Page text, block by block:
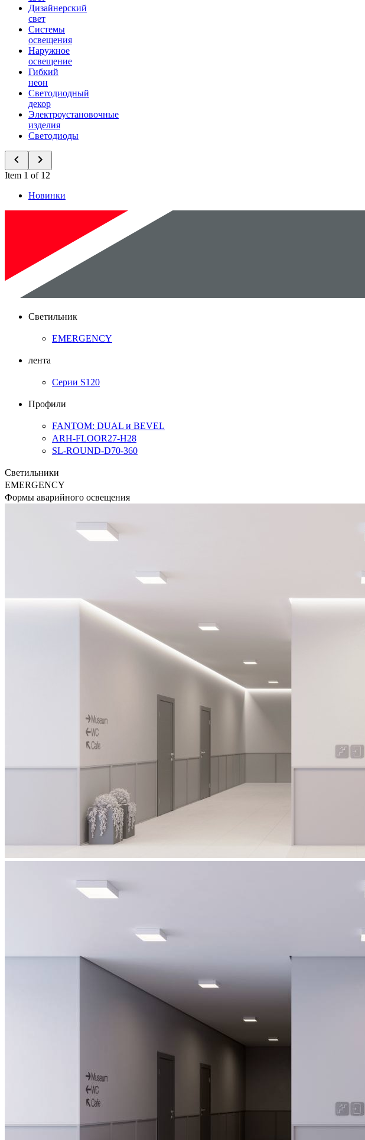
Дизайнерский
свет
Системы
освещения
Наружное
освещение
Гибкий
неон
Светодиодный
декор
Электроустановочные
изделия
Светодиоды
Item 1 of 12
Новинки
Светильник
EMERGENCY
лента
Серии S120
Профили
FANTOM: DUAL и BEVEL
ARH-FLOOR27-H28
SL-ROUND-D70-360
Светильники
EMERGENCY
Формы аварийного освещения